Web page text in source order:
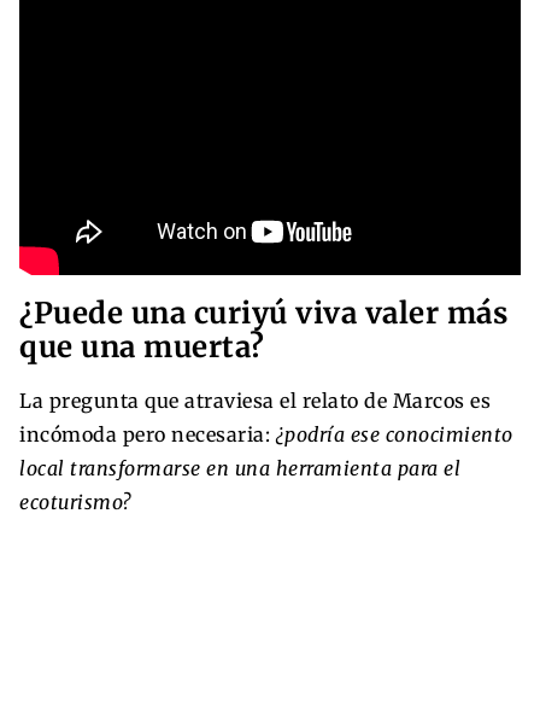
¿Puede una curiyú viva valer más
que una muerta?
La pregunta que atraviesa el relato de Marcos es
incómoda pero necesaria:¿podría ese conocimiento
local transformarse en una herramienta para el
ecoturismo?